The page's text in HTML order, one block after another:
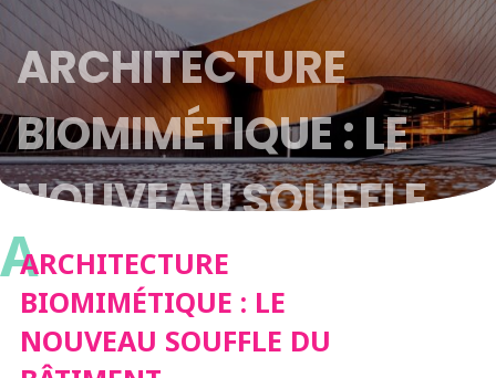
ARCHITECTURE
BIOMIMÉTIQUE : LE
NOUVEAU SOUFFLE
DU BÂTIMENT
AARCHITECTURE
BIOMIMÉTIQUE : LE
NOUVEAU SOUFFLE DU